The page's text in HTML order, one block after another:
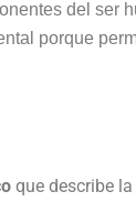
del ser
porque
que describe